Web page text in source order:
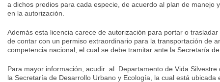
a dichos predios para cada especie, de acuerdo al plan de manejo
en la autorización.
Además esta licencia carece de autorización para portar o
de contar con un permiso extraordinario para la transportación de
competencia nacional, el cual se debe tramitar ante la Secretaría
Para mayor información, acudir al Departamento de Vida Silvestre
la Secretaría de Desarrollo Urbano y Ecología, la cual está ubicada